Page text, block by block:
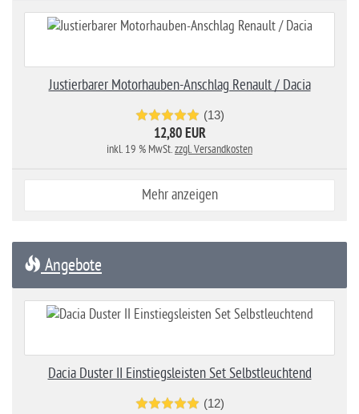
Justierbarer Motorhauben-Anschlag Renault / Dacia
(13)
12,80 EUR
inkl. 19 % MwSt.zzgl. Versandkosten
Mehr anzeigen
Angebote
Dacia Duster II Einstiegsleisten Set Selbstleuchtend
(12)